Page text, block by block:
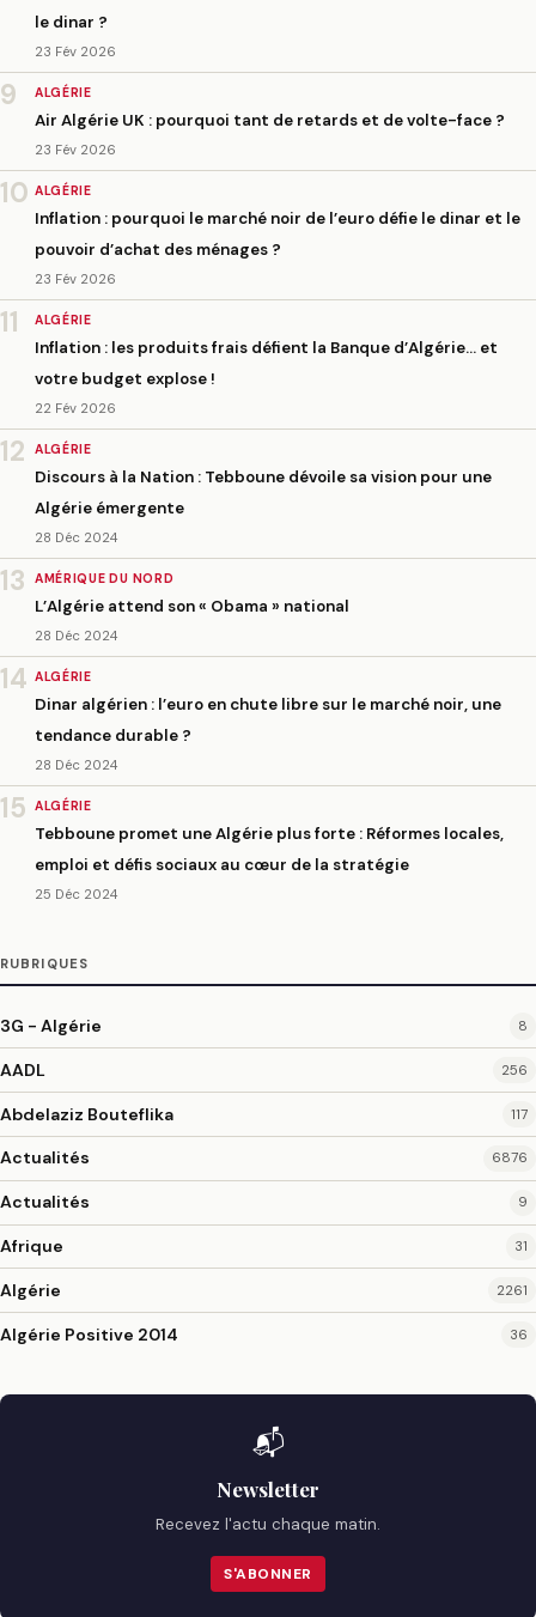
le dinar ?
23 Fév 2026
9 ALGÉRIE
Air Algérie UK : pourquoi tant de retards et de volte-face ?
23 Fév 2026
10 ALGÉRIE
Inflation : pourquoi le marché noir de l’euro défie le dinar et le
pouvoir d’achat des ménages ?
23 Fév 2026
11 ALGÉRIE
Inflation : les produits frais défient la Banque d’Algérie… et
votre budget explose !
22 Fév 2026
12 ALGÉRIE
Discours à la Nation : Tebboune dévoile sa vision pour une
Algérie émergente
28 Déc 2024
13 AMÉRIQUE DU NORD
L’Algérie attend son « Obama » national
28 Déc 2024
14 ALGÉRIE
Dinar algérien : l’euro en chute libre sur le marché noir, une
tendance durable ?
28 Déc 2024
15 ALGÉRIE
Tebboune promet une Algérie plus forte : Réformes locales,
emploi et défis sociaux au cœur de la stratégie
25 Déc 2024
RUBRIQUES
3G - Algérie 8
AADL 256
Abdelaziz Bouteflika 117
Actualités 6876
Actualités 9
Afrique 31
Algérie 2261
Algérie Positive 2014 36
📬
Newsletter
Recevez l'actu chaque matin.
S'ABONNER